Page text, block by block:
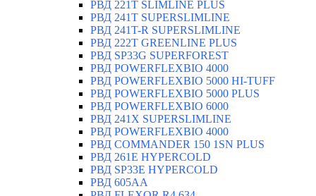
РВД 221T SLIMLINE PLUS
РВД 241T SUPERSLIMLINE
РВД 241T-R SUPERSLIMLINE
РВД 222T GREENLINE PLUS
РВД SP33G SUPERFOREST
РВД POWERFLEXBIO 4000
РВД POWERFLEXBIO 5000 HI-TUFF
РВД POWERFLEXBIO 5000 PLUS
РВД POWERFLEXBIO 6000
РВД 241X SUPERSLIMLINE
РВД POWERFLEXBIO 4000
РВД СOMMANDER 150 1SN PLUS
РВД 261E HYPERCOLD
РВД SP33E HYPERCOLD
РВД 605AA